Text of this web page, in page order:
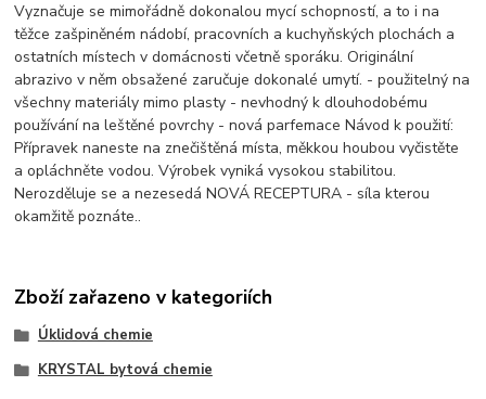
Vyznačuje se mimořádně dokonalou mycí schopností, a to i na
těžce zašpiněném nádobí, pracovních a kuchyňských plochách a
ostatních místech v domácnosti včetně sporáku. Originální
abrazivo v něm obsažené zaručuje dokonalé umytí. - použitelný na
všechny materiály mimo plasty - nevhodný k dlouhodobému
používání na leštěné povrchy - nová parfemace Návod k použití:
Přípravek naneste na znečištěná místa, měkkou houbou vyčistěte
a opláchněte vodou. Výrobek vyniká vysokou stabilitou.
Nerozděluje se a nezesedá NOVÁ RECEPTURA - síla kterou
okamžitě poznáte..
Zboží zařazeno v kategoriích
Úklidová chemie
KRYSTAL bytová chemie